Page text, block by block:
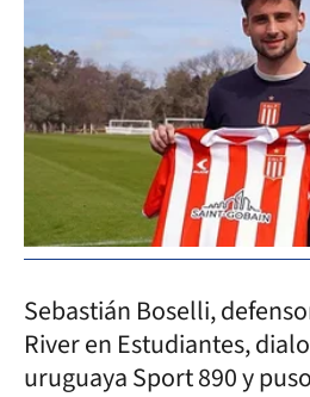
Sebastián Boselli,
River en Estudiantes,
uruguaya Sport 890 y